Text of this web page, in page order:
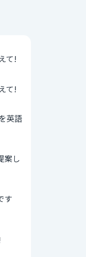
て!
て!
英語
案し
す